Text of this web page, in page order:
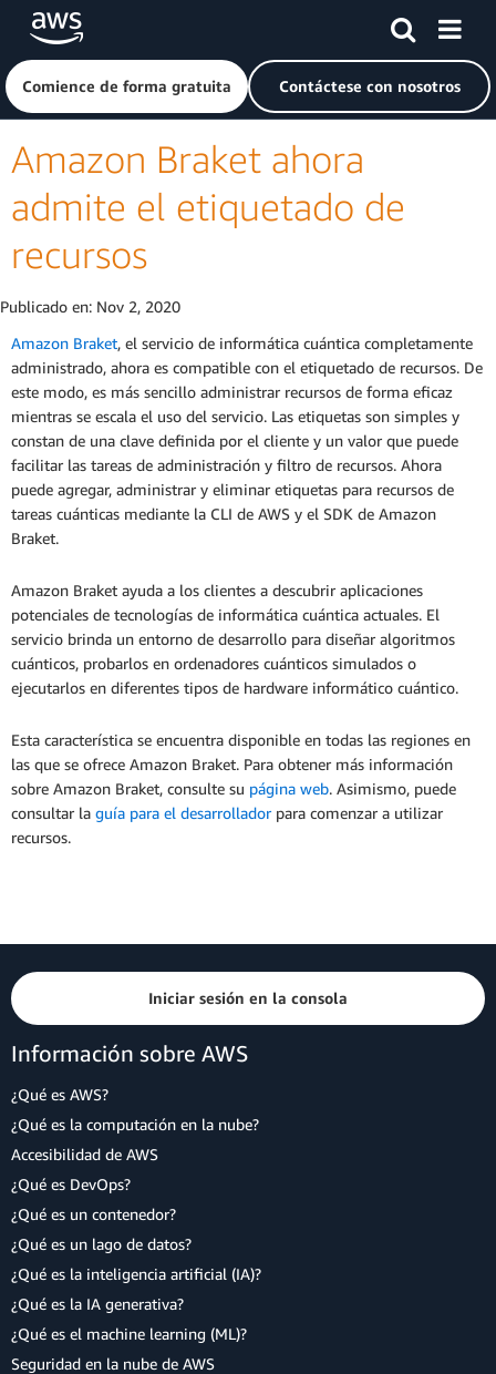
Saltar al contenido principal
Haga clic aquí para volver a la página de inicio de Amazon
Comience de forma gratuita Contáctese con nosotros
Amazon Braket ahora
admite el etiquetado de
recursos
Publicado en: Nov 2, 2020
Amazon Braket, el servicio de informática cuántica completamente
administrado, ahora es compatible con el etiquetado de recursos. De
este modo, es más sencillo administrar recursos de forma eficaz
mientras se escala el uso del servicio. Las etiquetas son simples y
constan de una clave definida por el cliente y un valor que puede
facilitar las tareas de administración y filtro de recursos. Ahora
puede agregar, administrar y eliminar etiquetas para recursos de
tareas cuánticas mediante la CLI de AWS y el SDK de Amazon
Braket.
Amazon Braket ayuda a los clientes a descubrir aplicaciones
potenciales de tecnologías de informática cuántica actuales. El
servicio brinda un entorno de desarrollo para diseñar algoritmos
cuánticos, probarlos en ordenadores cuánticos simulados o
ejecutarlos en diferentes tipos de hardware informático cuántico.
Esta característica se encuentra disponible en todas las regiones en
las que se ofrece Amazon Braket. Para obtener más información
sobre Amazon Braket, consulte su página web. Asimismo, puede
consultar la guía para el desarrolladorpara comenzar a utilizar
recursos.
Iniciar sesión en la consola
Información sobre AWS
¿Qué es AWS?
¿Qué es la computación en la nube?
Accesibilidad de AWS
¿Qué es DevOps?
¿Qué es un contenedor?
¿Qué es un lago de datos?
¿Qué es la inteligencia artificial (IA)?
¿Qué es la IA generativa?
¿Qué es el machine learning (ML)?
Seguridad en la nube de AWS